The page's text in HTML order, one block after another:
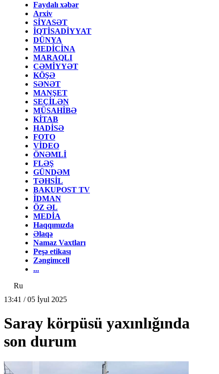
Faydalı xəbər
Arxiv
SİYASƏT
İQTİSADİYYAT
DÜNYA
MEDİCİNA
MARAQLI
CƏMİYYƏT
KÖŞƏ
SƏNƏT
MANŞET
SEÇİLƏN
MÜSAHİBƏ
KİTAB
HADİSƏ
FOTO
VİDEO
ÖNƏMLİ
FLƏŞ
GÜNDƏM
TƏHSİL
BAKUPOST TV
İDMAN
ÖZ ƏL
MEDİA
Haqqımızda
Əlaqə
Namaz Vaxtları
Peşə etikası
Zəngimcell
...
Ru
13:41 / 05 İyul 2025
Saray körpüsü yaxınlığında
son durum